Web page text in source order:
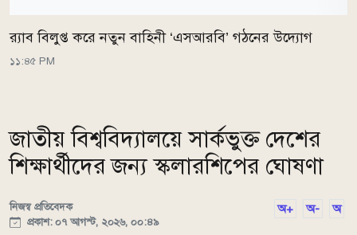
র‌্যাব বিলুপ্ত করে নতুন বাহিনী ‘এসআরবি’ গঠনের উদ্যোগ
১১:৪৫ PM
জাতীয় বিশ্ববিদ্যালয়ে সার্কভুক্ত দেশের
শিক্ষার্থীদের জন্য স্কলারশিপের ঘোষণা
নিজস্ব প্রতিবেদক
প্রকাশ: ০৭ আগস্ট, ২০২৬, ০০:৪৯
অ+ অ- অ